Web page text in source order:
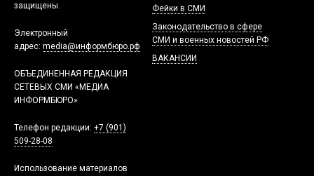
защищены.
Электронный
адрес: media@информбюро.рф
ОБЪЕДИНЕННАЯ РЕДАКЦИЯ
СЕТЕВЫХ СМИ «МЕДИА
ИНФОРМБЮРО»
Телефон редакции: +7 (901)
509-28-08
Использование материалов
Фейки в СМИ
Законодательство в сфере
СМИ и военных новостей РФ
ВАКАНСИИ